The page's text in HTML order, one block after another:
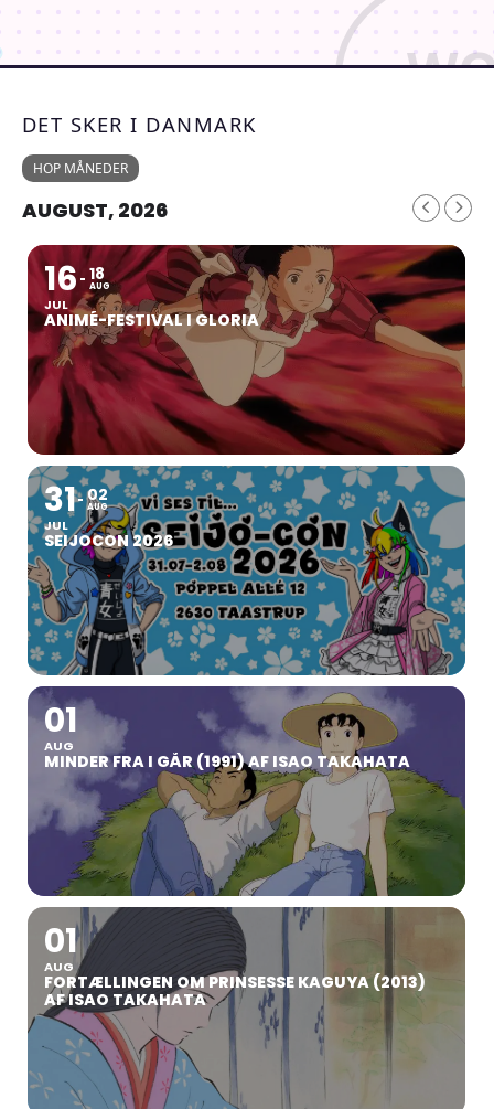
DET SKER I DANMARK
HOP MÅNEDER
AUGUST, 2026
16
JUL
18
AUG
ANIMÉ-FESTIVAL I GLORIA
31
JUL
02
AUG
SEIJOCON 2026
01
AUG
MINDER FRA I GÅR (1991) AF ISAO TAKAHATA
01
AUG
FORTÆLLINGEN OM PRINSESSE KAGUYA (2013)
AF ISAO TAKAHATA